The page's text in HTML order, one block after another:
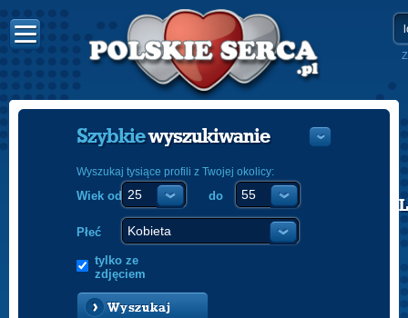
POLISH
Szybkiewyszukiwanie
Wyszukaj tysiące profili z Twojej okolicy:
Wiek od do
Płeć
tylko ze
zdjęciem
Wyszukaj